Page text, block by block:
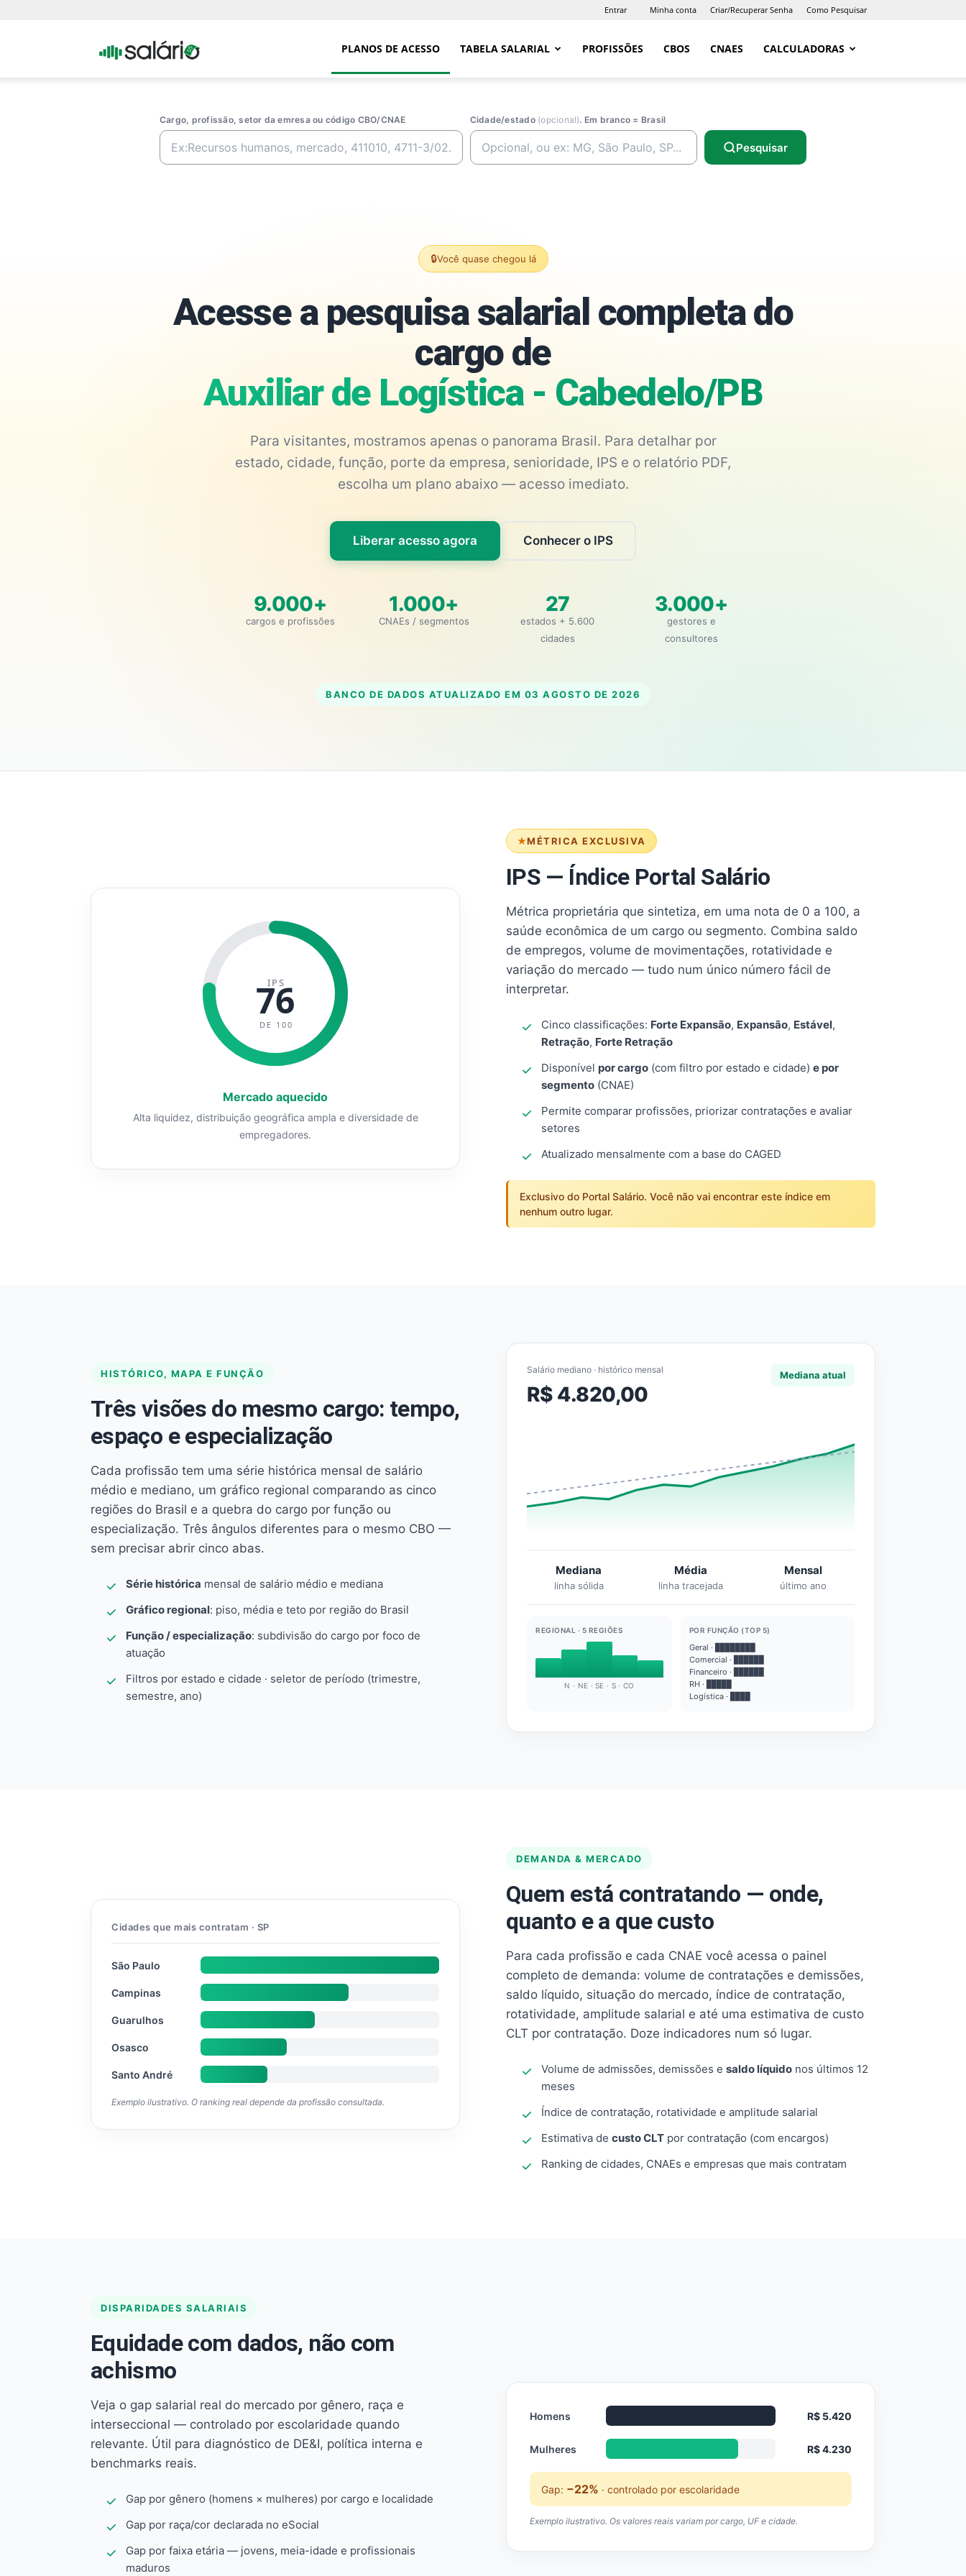
Entrar Minha conta Criar/Recuperar Senha Como Pesquisar
Portal PLANOS DE ACESSO TABELA SALARIAL PROFISSÕES CBOS CNAES CALCULADORAS
Cargo, profissão, setor da emresa ou código CBO/CNAE Cidade/estado (opcional). Em branco = Brasil
Pesquisar
🔒Você quase chegou lá
Acesse a pesquisa salarial completa do
cargo de
Auxiliar de Logística - Cabedelo/PB
Para visitantes, mostramos apenas o panorama Brasil. Para detalhar por
estado, cidade, função, porte da empresa, senioridade, IPS e o relatório PDF,
escolha um plano abaixo — acesso imediato.
Liberar acesso agora Conhecer o IPS
9.000+
cargos e profissões
1.000+
CNAEs / segmentos
27
estados + 5.600
cidades
3.000+
gestores e
consultores
BANCO DE DADOS ATUALIZADO EM 03 AGOSTO DE 2026
MÉTRICA EXCLUSIVA
IPS — Índice Portal Salário
Métrica proprietária que sintetiza, em uma nota de 0 a 100, a
saúde econômica de um cargo ou segmento. Combina saldo
de empregos, volume de movimentações, rotatividade e
variação do mercado — tudo num único número fácil de
interpretar.
Cinco classificações: Forte Expansão, Expansão, Estável,
Retração, Forte Retração
Disponível por cargo (com filtro por estado e cidade) e por
segmento (CNAE)
Permite comparar profissões, priorizar contratações e avaliar
setores
Atualizado mensalmente com a base do CAGED
Exclusivo do Portal Salário. Você não vai encontrar este índice em
nenhum outro lugar.
IPS
76
DE 100
Mercado aquecido
Alta liquidez, distribuição geográfica ampla e diversidade de
empregadores.
HISTÓRICO, MAPA E FUNÇÃO
Três visões do mesmo cargo: tempo,
espaço e especialização
Cada profissão tem uma série histórica mensal de salário
médio e mediano, um gráfico regional comparando as cinco
regiões do Brasil e a quebra do cargo por função ou
especialização. Três ângulos diferentes para o mesmo CBO —
sem precisar abrir cinco abas.
Série histórica mensal de salário médio e mediana
Gráfico regional: piso, média e teto por região do Brasil
Função / especialização: subdivisão do cargo por foco de
atuação
Filtros por estado e cidade · seletor de período (trimestre,
semestre, ano)
Salário mediano · histórico mensal
R$ 4.820,00
Mediana atual
Mediana
linha sólida
Média
linha tracejada
Mensal
último ano
REGIONAL · 5 REGIÕES
N · NE · SE · S · CO
POR FUNÇÃO (TOP 5)
Geral · ████████
Comercial · ██████
Financeiro · ██████
RH · █████
Logística · ████
DEMANDA & MERCADO
Quem está contratando — onde,
quanto e a que custo
Para cada profissão e cada CNAE você acessa o painel
completo de demanda: volume de contratações e demissões,
saldo líquido, situação do mercado, índice de contratação,
rotatividade, amplitude salarial e até uma estimativa de custo
CLT por contratação. Doze indicadores num só lugar.
Volume de admissões, demissões e saldo líquido nos últimos 12
meses
Índice de contratação, rotatividade e amplitude salarial
Estimativa de custo CLT por contratação (com encargos)
Ranking de cidades, CNAEs e empresas que mais contratam
Cidades que mais contratam · SP
São Paulo
Campinas
Guarulhos
Osasco
Santo André
Exemplo ilustrativo. O ranking real depende da profissão consultada.
DISPARIDADES SALARIAIS
Equidade com dados, não com
achismo
Veja o gap salarial real do mercado por gênero, raça e
interseccional — controlado por escolaridade quando
relevante. Útil para diagnóstico de DE&I, política interna e
benchmarks reais.
Gap por gênero (homens × mulheres) por cargo e localidade
Gap por raça/cor declarada no eSocial
Gap por faixa etária — jovens, meia-idade e profissionais
maduros
Homens R$ 5.420
Mulheres R$ 4.230
Gap: −22% · controlado por escolaridade
Exemplo ilustrativo. Os valores reais variam por cargo, UF e cidade.